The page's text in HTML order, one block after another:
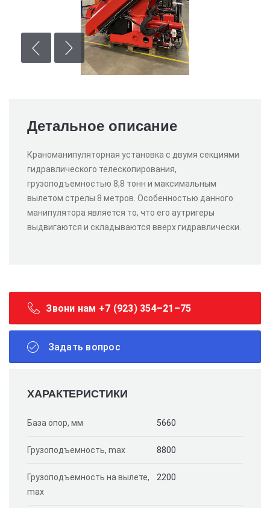
Детальное описание
Краноманипуляторная установка с двумя секциями
гидравлического телескопирования,
грузоподъемностью 8,8 тонн и максимальным
вылетом стрелы 8 метров. Особенностью данного
манипулятора является то, что его аутригеры
выдвигаются и складываются вверх гидравлически.
Звони нам +7 (923) 354–21–75
Задать вопрос
ХАРАКТЕРИСТИКИ
База опор, мм 5660
Грузоподъемность, max 8800
Грузоподъемность на вылете,
max
2200